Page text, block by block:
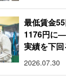
最低賃金
1176円に
実績を下回
2026.07.30